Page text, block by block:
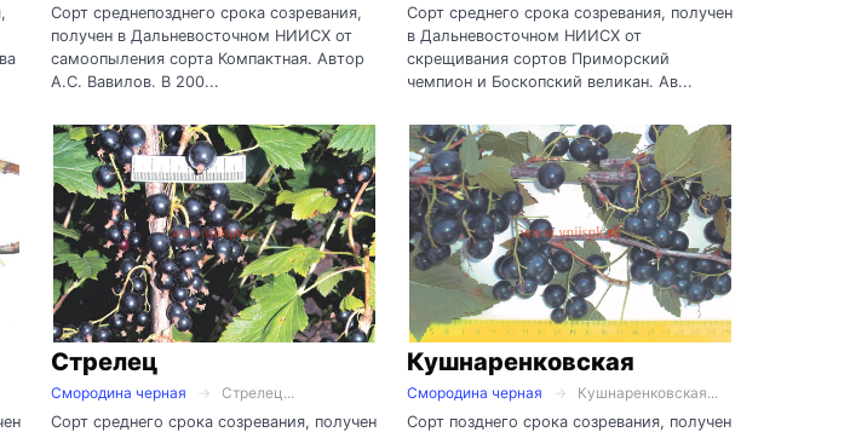
Сорт среднепозднего срока созревания,
получен в Дальневосточном НИИСХ от
самоопыления сорта Компактная. Автор
А.С. Вавилов. В 200...
Сорт среднего срока созревания, получен
в Дальневосточном НИИСХ от
скрещивания сортов Приморский
чемпион и Боскопский великан. Ав...
Стрелец
Смородина черная
Стрелец...
Сорт среднего срока созревания, получен
Кушнаренковская
Смородина черная
Кушнаренковская...
Сорт позднего срока созревания, получен